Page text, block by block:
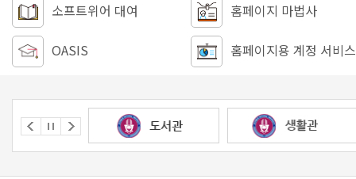
소프트위어 대여 홈페이지 마법사
OASIS 홈페이지용 계정 서비스